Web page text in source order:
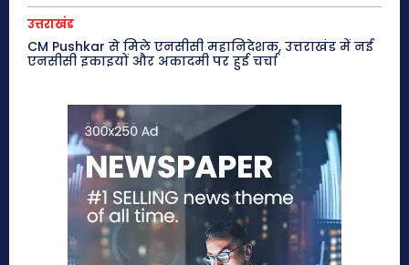
उत्तराखंड
CM Pushkar से मिले एनसीसी महानिदेशक, उत्तराखंड में नई
एनसीसी इकाइयों और अकादमी पर हुई चर्चा